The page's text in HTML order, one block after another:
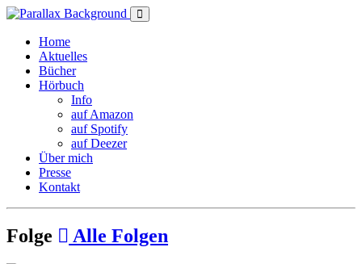
Home
Aktuelles
Bücher
Hörbuch
Info
auf Amazon
auf Spotify
auf Deezer
Über mich
Presse
Kontakt
Folge Alle Folgen